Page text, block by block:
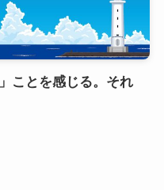
ことを感じる。それ